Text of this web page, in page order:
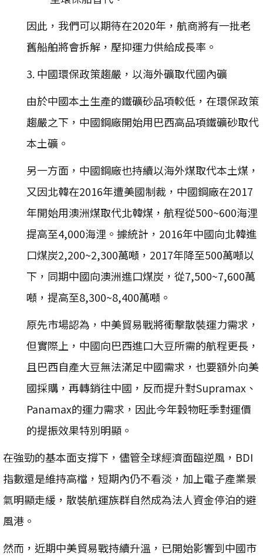
因此，我們可以期待在2020年，航商將有一批老
舊船舶將會拆解，壓抑運力供給成長率。
3. 中國環保政策趨嚴，以海外礦取代國內礦
由於中國本土生產的鐵礦砂品項較低，在環保政策
趨嚴之下，中國鋼廠開始用巴西高品項鐵礦砂取代
本土礦。
另一方面，中國鋼廠也持續以海外煤取代本土煤，
又因北韓在2016年遭美國制裁，中國鋼廠在2017
年開始用澳洲煤取代北韓煤，航程從500~600海浬
提高至4,000海浬。據統計，2016年中國向北韓進
口煤炭2,200~2,300萬噸，2017年降至500萬噸以
下，同期中國向澳洲進口煤炭，從7,500~7,600萬
噸，提高至8,300~8,400萬噸。
原先市場認為，中美貿易戰將衝擊散裝運力需求，
但實際上，中國向巴西進口大豆所需的航程更長，
且巴西自產大豆無法滿足中國需求，也要額外向美
國採購，再轉銷往中國，反而提升對Supramax、
Panamax的運力需求，因此今年穀物旺季對運價
的提振效果特別明顯。
在強勁的基本面支撐下，儘管全球經濟面臨逆風，BDI
指數還是維持高檔，短期內仍不看淡，加上電子產業景
氣明顯走緩，散裝航運族群自然成為法人資金停泊的避
風港。
然而，近期中美貿易戰持續升溫，已開始影響到中國市